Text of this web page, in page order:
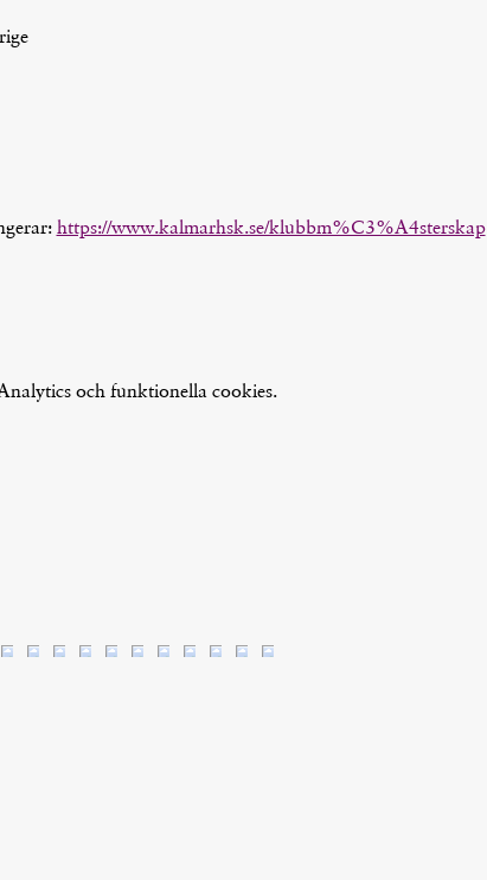
https://www.kalmarhsk.se/klubbm%C3%A4sterskap
och funktionella cookies.